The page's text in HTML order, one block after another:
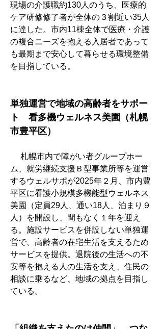
現場の介護職約130人のうち、医療的
ケア研修修了者が全体の３割近い35人
に達した。市内11棟全体で医療・介護
の複合ニーズを抱える入居者であって
も最期まで安心して暮らせる環境整備
を目指している。
単独運営で地域の高齢者をサポー
ト　看多機ウェルネス美園（札幌
市豊平区）
札幌市内で障がい者グループホー
ム、就労継続支援Ｂ型事業所等を運営
するウェルサポが2025年２月、市内豊
平区に看護小規模多機能型ウェルネス
美園（定員29人、通い18人、泊まり９
人）を開設し、間もなく１年を迎え
る。施設サービスを併設しない単独運
営で、高齢者の在宅生活を支えるため
サービスを提供。退院後の生活への不
安等を抱える人の生活を支え、住民の
相談に乗るなど、地域の拠点を目指し
ている。